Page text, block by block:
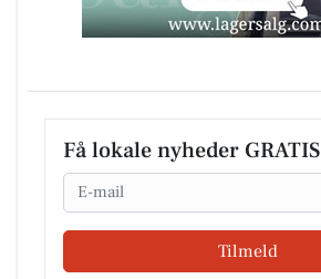
Få lokale nyheder GRATIS
Email
Tilmeld